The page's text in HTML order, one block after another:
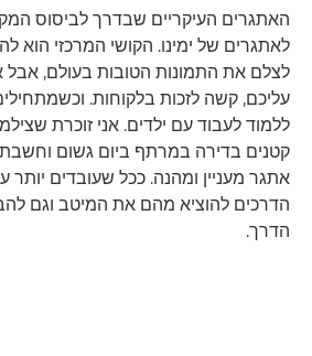
האתגרים העיקריים שבדרך לביסוס
לאתגרים של ימינו. הקושי המרכזי הוא
לצלם את התמונות הטובות בעולם, אבל
עליכם, קשה לזכות בלקוחות. וכשמתחילים,
ללמוד לעבוד עם ילדים. אני זוכרת
קטנים בדירה במרתף ביום גשום
אתגר מעניין ומהנה. ככל שעובדים יותר
הדרכים להוציא מהם את המיטב וגם
הדרך.